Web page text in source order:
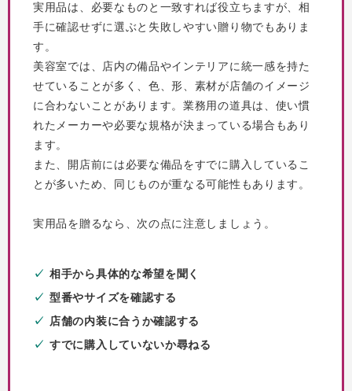
実用品は、必要なものと一致すれば役立ちますが、相
手に確認せずに選ぶと失敗しやすい贈り物でもありま
す。
美容室では、店内の備品やインテリアに統一感を持た
せていることが多く、色、形、素材が店舗のイメージ
に合わないことがあります。業務用の道具は、使い慣
れたメーカーや必要な規格が決まっている場合もあり
ます。
また、開店前には必要な備品をすでに購入しているこ
とが多いため、同じものが重なる可能性もあります。
実用品を贈るなら、次の点に注意しましょう。
相手から具体的な希望を聞く
型番やサイズを確認する
店舗の内装に合うか確認する
すでに購入していないか尋ねる